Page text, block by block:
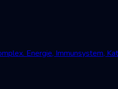
Energie, Immunsystem,